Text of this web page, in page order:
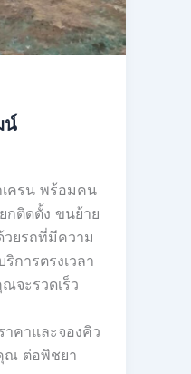
น์
เครน พร้อมคน
กติดตั้ง ขนย้าย
ยรถที่มีความ
การตรงเวลา
จะรวดเร็ว
าคาและจองคิว
ณ ต่อพิชยา